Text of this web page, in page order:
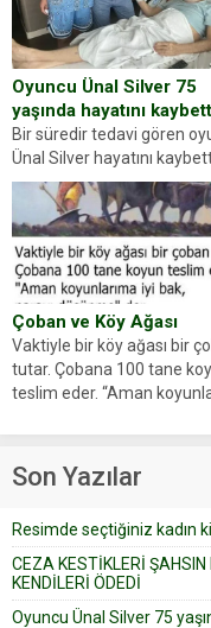
Oyuncu Ünal Silver 75
yaşında hayatını
Bir süredir tedavi gören
Ünal Silver hayatını
Haberi, oyuncunun
ajansı duyurdu. Renda
sosyal medya hesabında
Oyuncumuz ve çok değerli
dostumuz...
Çoban ve Köy Ağası
Vaktiyle bir köy ağası bir
tutar. Çobana 100 tane
teslim eder. “Aman
Çoban koyunları alır gider.
Son Yazılar
Resimde seçtiğiniz kadın
CEZA KESTİKLERİ ŞAHSIN
KENDİLERİ ÖDEDİ
Oyuncu Ünal Silver 75